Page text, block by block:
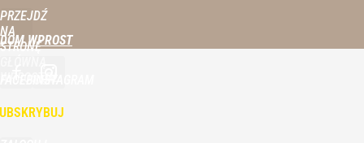
PRZEJDŹ
NA
STRONĘ
DOM WPROST